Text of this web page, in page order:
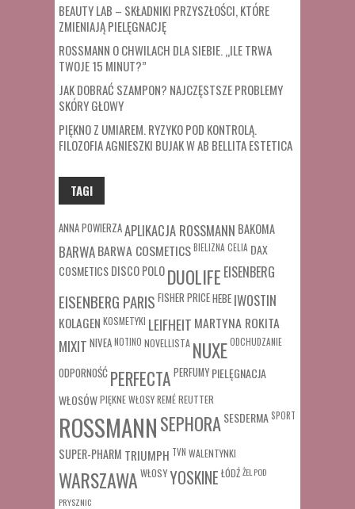
BEAUTY LAB – SKŁADNIKI PRZYSZŁOŚCI, KTÓRE
ZMIENIAJĄ PIELĘGNACJĘ
ROSSMANN O CHWILACH DLA SIEBIE. „ILE TRWA
TWOJE 15 MINUT?”
JAK DOBRAĆ SZAMPON? NAJCZĘSTSZE PROBLEMY
SKÓRY GŁOWY
PIĘKNO Z UMIAREM. RYZYKO POD KONTROLĄ.
FILOZOFIA AGNIESZKI BUJAK W AB BELLITA ESTETICA
TAGI
ANNA POWIERZAAPLIKACJA ROSSMANN BAKOMA
BARWABARWA COSMETICSBIELIZNA CELIA DAX
COSMETICSDISCO POLODUOLIFE EISENBERG
EISENBERG PARIS FISHER PRICEHEBE IWOSTIN
KOLAGEN KOSMETYKI LEIFHEIT MARTYNA ROKITA
MIXIT NIVEANOTINO NOVELLISTA NUXEODCHUDZANIE
ODPORNOŚĆ PERFECTA PERFUMY PIELĘGNACJA
WŁOSÓWPIĘKNE WŁOSYREMÉREUTTER
ROSSMANNSEPHORASESDERMA SPORT
SUPER-PHARM TRIUMPH TVN WALENTYNKI
WARSZAWA WŁOSYYOSKINE ŁÓDŹŻEL POD
PRYSZNIC